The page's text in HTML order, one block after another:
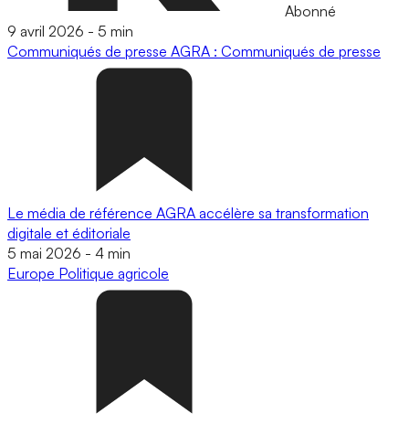
Abonné
9 avril 2026 - 5 min
Communiqués de presse AGRA : Communiqués de presse
Le média de référence AGRA accélère sa transformation
digitale et éditoriale
5 mai 2026 - 4 min
Europe Politique agricole